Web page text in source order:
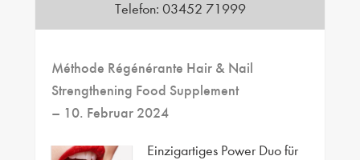
Telefon: 03452 71999
Méthode Régénérante Hair & Nail
Strengthening Food Supplement
– 10. Februar 2024
Einzigartiges Power Duo für